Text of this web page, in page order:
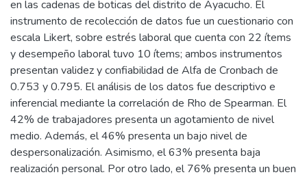
en las cadenas de boticas del distrito de Ayacucho. El
instrumento de recolección de datos fue un cuestionario con
escala Likert, sobre estrés laboral que cuenta con 22 ítems
y desempeño laboral tuvo 10 ítems; ambos instrumentos
presentan validez y confiabilidad de Alfa de Cronbach de
0.753 y 0.795. El análisis de los datos fue descriptivo e
inferencial mediante la correlación de Rho de Spearman. El
42% de trabajadores presenta un agotamiento de nivel
medio. Además, el 46% presenta un bajo nivel de
despersonalización. Asimismo, el 63% presenta baja
realización personal. Por otro lado, el 76% presenta un buen